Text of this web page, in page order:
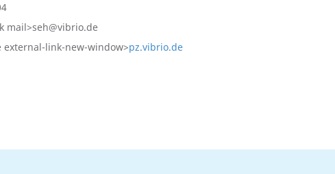
mail>seh@vibrio.de
link-new-window>pz.vibrio.de